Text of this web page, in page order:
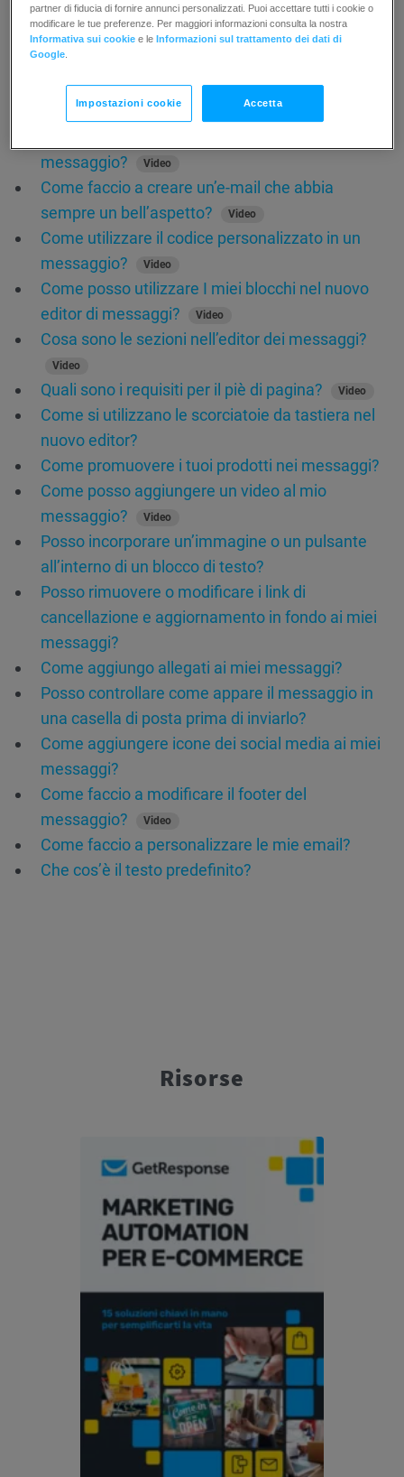
messaggio?
Video
Quanto dovrebbe essere largo il mio messaggio?
Video
Cosa significa che il mio messaggio ha un errore
di syntax?
messaggio?
Video
Come faccio a creare un’e-mail che abbia
sempre un bell’aspetto?
Video
Come utilizzare il codice personalizzato in un
messaggio?
Video
Come posso utilizzare I miei blocchi nel nuovo
editor di messaggi?
Video
Cosa sono le sezioni nell’editor dei messaggi?
Video
Quali sono i requisiti per il piè di pagina? Video
Come si utilizzano le scorciatoie da tastiera nel
nuovo editor?
Come promuovere i tuoi prodotti nei messaggi?
Come posso aggiungere un video al mio
messaggio?
Video
Posso incorporare un’immagine o un pulsante
all’interno di un blocco di testo?
Posso rimuovere o modificare i link di
cancellazione e aggiornamento in fondo ai miei
messaggi?
Come aggiungo allegati ai miei messaggi?
Posso controllare come appare il messaggio in
una casella di posta prima di inviarlo?
Come aggiungere icone dei social media ai miei
messaggi?
Come faccio a modificare il footer del
messaggio?
Video
Come faccio a personalizzare le mie email?
Che cos’è il testo predefinito?
Risorse
partner di fiducia di fornire annunci personalizzati. Puoi accettare tutti i cookie o
modificare le tue preferenze. Per maggiori informazioni consulta la nostra
Informativa sui cookie e le Informazioni sul trattamento dei dati di
Google.
Impostazioni cookie Accetta